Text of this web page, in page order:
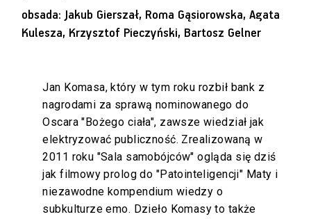
obsada: Jakub Gierszał, Roma Gąsiorowska, Agata
Kulesza, Krzysztof Pieczyński, Bartosz Gelner
Jan Komasa, który w tym roku rozbił bank z
nagrodami za sprawą nominowanego do
Oscara "Bożego ciała", zawsze wiedział jak
elektryzować publiczność. Zrealizowaną w
2011 roku "Sala samobójców" ogląda się dziś
jak filmowy prolog do "Patointeligencji" Maty i
niezawodne kompendium wiedzy o
subkulturze emo. Dzieło Komasy to także